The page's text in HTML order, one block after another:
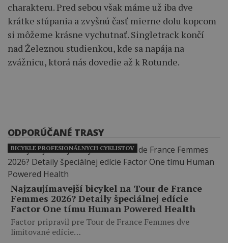
charakteru. Pred sebou však máme už iba dve
krátke stúpania a zvyšnú časť mierne dolu kopcom
si môžeme krásne vychutnať. Singletrack končí
nad Železnou studienkou, kde sa napája na
zvážnicu, ktorá nás dovedie až k Rotunde.
ODPORÚČANÉ TRASY
Najzaujímavejší bicykel na Tour de France
Femmes 2026? Detaily špeciálnej edície
Factor One tímu Human Powered Health
Factor pripravil pre Tour de France Femmes dve
limitované edície…
BICYKLE PROFESIONÁLNYCH CYKLISTOV